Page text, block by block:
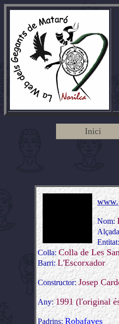
Inici
Nom:
Colla:Colla de Les
Barri:L'Escorxador
Constructor:Josep
Any:1991 (l'original
Padrins:Robafaves